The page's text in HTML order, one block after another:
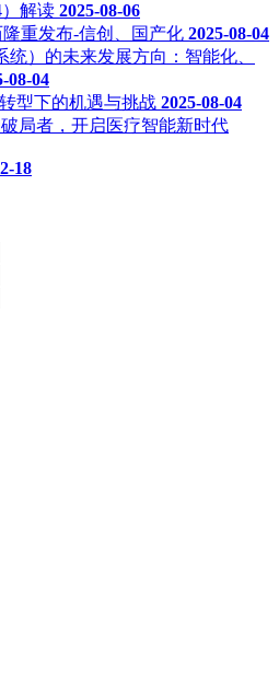
）解读 2025-08-06
重发布-信创、国产化 2025-08-04
统）的未来发展方向：智能化、
08-04
型下的机遇与挑战 2025-08-04
局者，开启医疗智能新时代
18